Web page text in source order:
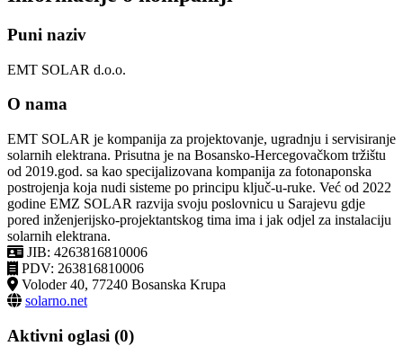
Puni naziv
EMT SOLAR d.o.o.
O nama
EMT SOLAR je kompanija za projektovanje, ugradnju i servisiranje
solarnih elektrana. Prisutna je na Bosansko-Hercegovačkom tržištu
od 2019.god. sa kao specijalizovana kompanija za fotonaponska
postrojenja koja nudi sisteme po principu ključ-u-ruke. Već od 2022
godine EMZ SOLAR razvija svoju poslovnicu u Sarajevu gdje
pored inženjerijsko-projektantskog tima ima i jak odjel za instalaciju
solarnih elektrana.
JIB: 4263816810006
PDV: 263816810006
Voloder 40, 77240 Bosanska Krupa
solarno.net
Aktivni oglasi (0)